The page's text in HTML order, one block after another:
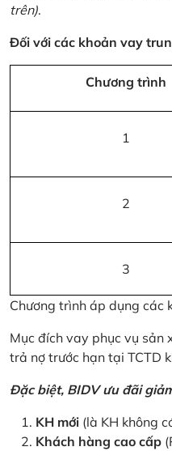
trên).
Đối với các khoản vay
Chương trình
1
2
3
Chương trình áp dụng các
Mục đích vay phục vụ sản
trả nợ trước hạn tại TCTD
Đặc biệt, BIDV ưu đãi
KH mới (là KH không
Khách hàng cao cấp